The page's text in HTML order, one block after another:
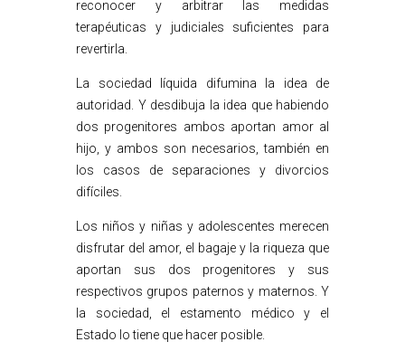
reconocer y arbitrar las medidas
terapéuticas y judiciales suficientes para
revertirla.
La sociedad líquida difumina la idea de
autoridad. Y desdibuja la idea que habiendo
dos progenitores ambos aportan amor al
hijo, y ambos son necesarios, también en
los casos de separaciones y divorcios
difíciles.
Los niños y niñas y adolescentes merecen
disfrutar del amor, el bagaje y la riqueza que
aportan sus dos progenitores y sus
respectivos grupos paternos y maternos. Y
la sociedad, el estamento médico y el
Estado lo tiene que hacer posible.